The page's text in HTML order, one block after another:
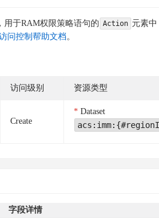
用于RAM权限策略语句的 Action 元素
问控制帮助文档。
访问级别 资源类型
Create
Dataset
字段详情